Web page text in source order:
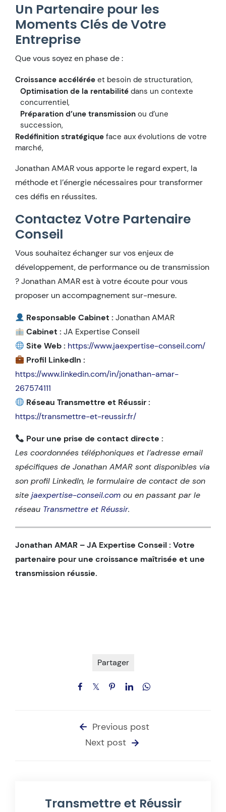
Un Partenaire pour les
Moments Clés de Votre
Entreprise
Que vous soyez en phase de :
Croissance accélérée et besoin de structuration,
Optimisation de la rentabilité dans un contexte
concurrentiel,
Préparation d’une transmission ou d’une
succession,
Redéfinition stratégique face aux évolutions de votre
marché,
Jonathan AMAR vous apporte le regard expert, la
méthode et l’énergie nécessaires pour transformer
ces défis en réussites.
Contactez Votre Partenaire
Conseil
Vous souhaitez échanger sur vos enjeux de
développement, de performance ou de transmission
? Jonathan AMAR est à votre écoute pour vous
proposer un accompagnement sur-mesure.
Responsable Cabinet : Jonathan AMAR
Cabinet : JA Expertise Conseil
Site Web : https://www.jaexpertise-conseil.com/
Profil LinkedIn :
https://www.linkedin.com/in/jonathan-amar-
267574111
Réseau Transmettre et Réussir :
https://transmettre-et-reussir.fr/
Pour une prise de contact directe :
Les coordonnées téléphoniques et l’adresse email
spécifiques de Jonathan AMAR sont disponibles via
son profil LinkedIn, le formulaire de contact de son
site jaexpertise-conseil.com ou en passant par le
réseau Transmettre et Réussir.
Jonathan AMAR – JA Expertise Conseil : Votre
partenaire pour une croissance maîtrisée et une
transmission réussie.
Partager
Previous post
Next post
Transmettre et Réussir